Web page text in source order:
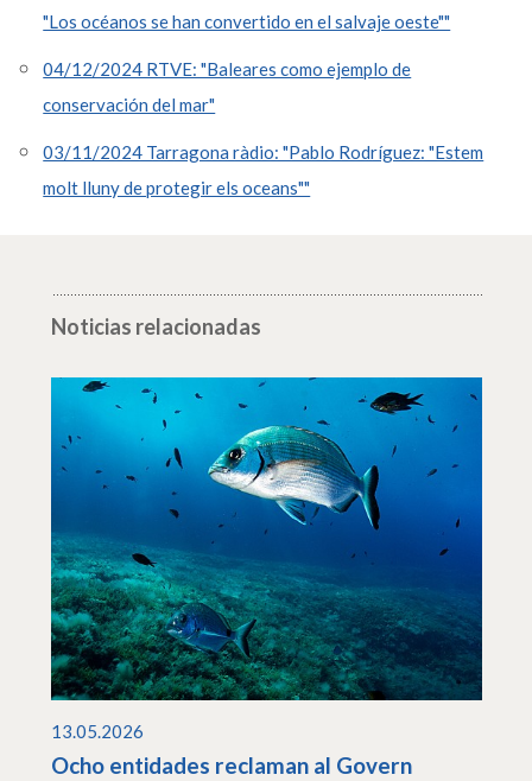
"Los océanos se han convertido en el salvaje oeste""
04/12/2024 RTVE: "Baleares como ejemplo de
conservación del mar"
03/11/2024 Tarragona ràdio: "Pablo Rodríguez: "Estem
molt lluny de protegir els oceans""
Noticias relacionadas
13.05.2026
Ocho entidades reclaman al Govern